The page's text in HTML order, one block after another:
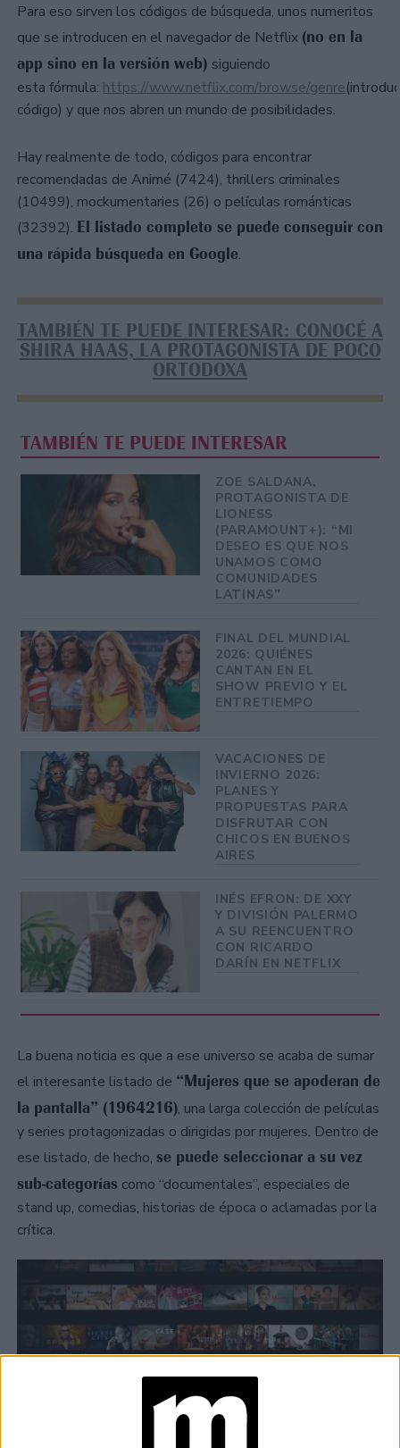
Para eso sirven los códigos de búsqueda, unos numeritos
que se introducen en el navegador de Netflix (no en la
app sino en la versión web) siguiendo
esta fórmula: https://www.netflix.com/browse/genre
código) y que nos abren un mundo de posibilidades.
Hay realmente de todo, códigos para encontrar
recomendadas de Animé (7424), thrillers criminales
(10499), mockumentaries (26) o películas románticas
(32392). El listado completo se puede conseguir con
una rápida búsqueda en Google.
TAMBIÉN TE PUEDE INTERESAR: CONOCÉ A
SHIRA HAAS, LA PROTAGONISTA DE POCO
ORTODOXA
TAMBIÉN TE PUEDE INTERESAR
ZOE SALDANA,
PROTAGONISTA DE
LIONESS
(PARAMOUNT+): “MI
DESEO ES QUE NOS
UNAMOS COMO
COMUNIDADES
LATINAS”
FINAL DEL MUNDIAL
2026: QUIÉNES
CANTAN EN EL
SHOW PREVIO Y EL
ENTRETIEMPO
VACACIONES DE
INVIERNO 2026:
PLANES Y
PROPUESTAS PARA
DISFRUTAR CON
CHICOS EN BUENOS
AIRES
INÉS EFRON: DE XXY
Y DIVISIÓN PALERMO
A SU REENCUENTRO
CON RICARDO
DARÍN EN NETFLIX
La buena noticia es que a ese universo se acaba de sumar
el interesante listado de “Mujeres que se apoderan de
la pantalla” (1964216), una larga colección de películas
y series protagonizadas o dirigidas por mujeres. Dentro de
ese listado, de hecho, se puede seleccionar a su vez
sub-categorías como “documentales”, especiales de
stand up, comedias, historias de época o aclamadas por la
crítica.